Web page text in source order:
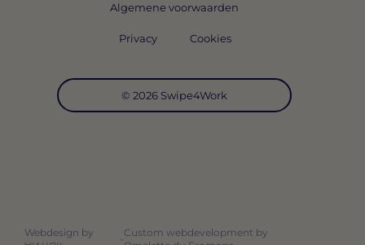
© 2026 Swipe4Work
Algemene voorwaarden
Privacy Cookies
Webdesign by
-
Custom webdevelopment by